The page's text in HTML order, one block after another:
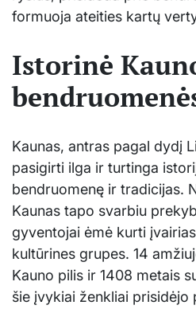
formuoja ateities kartų
Istorinė
Kaunas, antras pagal dydį
pasigirti ilga ir turtinga
bendruomenę ir tradicijas.
Kaunas tapo svarbiu
gyventojai ėmė kurti
kultūrines grupes. 14
Kauno pilis ir 1408 metais
šie įvykiai ženkliai prisidėjo